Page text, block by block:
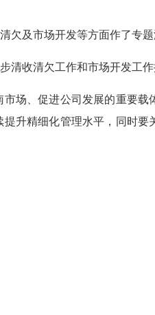
欠及市场开发等方面作了专题
清收清欠工作和市场开发工作
场、促进公司发展的重要载
升精细化管理水平，同时要